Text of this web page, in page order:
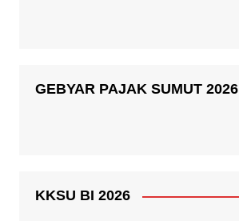
GEBYAR PAJAK SUMUT 2026
KKSU BI 2026